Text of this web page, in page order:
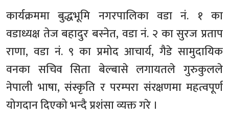
कार्यक्रममा बुद्धभूमि नगरपालिका वडा नं. १ का
वडाध्यक्ष तेज बहादुर बस्नेत, वडा नं. २ का सुरज प्रताप
राणा, वडा नं. ९ का प्रमोद आचार्य, गैडे सामुदायिक
वनका सचिव सिता बेल्बासे लगायतले गुरुकुलले
नेपाली भाषा, संस्कृति र परम्परा संरक्षणमा महत्वपूर्ण
योगदान दिएको भन्दै प्रशंसा व्यक्त गरे ।